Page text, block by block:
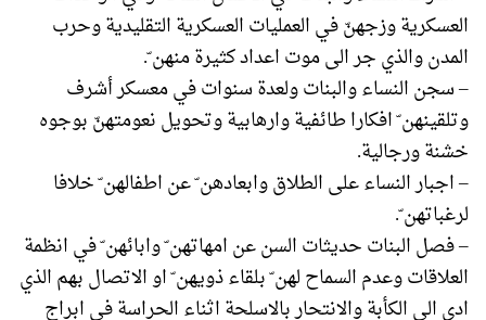
العسكرية وزجهنّ في العمليات العسكرية التقليدية وحرب
المدن والذي جر الى موت اعداد كثيرة منهن ّ.
– سجن النساء والبنات ولعدة سنوات في معسكر أشرف
وتلقينهن ّ افكارا طائفية وارهابية وتحويل نعومتهنّ بوجوه
خشنة ورجالية.
– اجبار النساء على الطلاق وابعادهن ّ عن اطفالهن ّ خلافا
لرغباتهن ّ.
– فصل البنات حديثات السن عن امهاتهن ّ وابائهن ّ في انظمة
العلاقات وعدم السماح لهن ّ بلقاء ذويهن ّ او الاتصال بهم الذي
ادى الى الكأبة والانتحار بالاسلحة اثناء الحراسة في ابراج